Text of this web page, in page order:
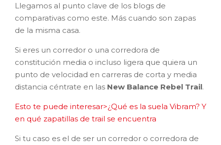
Llegamos al punto clave de los blogs de
comparativas como este. Más cuando son zapas
de la misma casa.
Si eres un corredor o una corredora de
constitución media o incluso ligera que quiera un
punto de velocidad en carreras de corta y media
distancia céntrate en las New Balance Rebel Trail.
Esto te puede interesar>¿Qué es la suela Vibram? Y
en qué zapatillas de trail se encuentra
Si tu caso es el de ser un corredor o corredora de